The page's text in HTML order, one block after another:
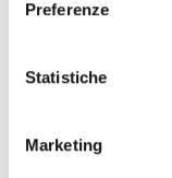
Preferenze
Statistiche
Marketing